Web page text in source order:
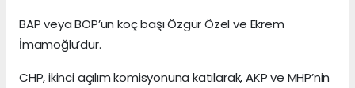
BAP veya BOP’un koç başı Özgür Özel ve Ekrem
İmamoğlu’dur.
CHP, ikinci açılım komisyonuna katılarak, AKP ve MHP’nin